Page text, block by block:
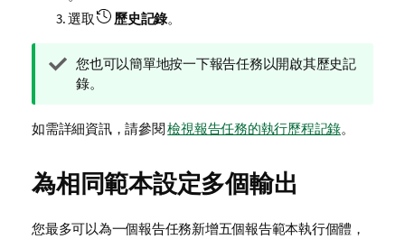
選取
歷史記錄。
提
示
註
您也可以簡單地按一下報告任務以開啟其歷史記
錄。
如需詳細資訊，請參閱檢視報告任務的執行歷程記錄。
為相同範本設定多個輸出
您最多可以為一個報告任務新增五個報告範本執行個體，